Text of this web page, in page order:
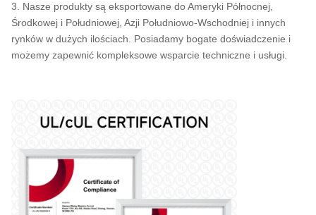
3. Nasze produkty są eksportowane do Ameryki Północnej,
Środkowej i Południowej, Azji Południowo-Wschodniej i innych
rynków w dużych ilościach. Posiadamy bogate doświadczenie i
możemy zapewnić kompleksowe wsparcie techniczne i usługi.